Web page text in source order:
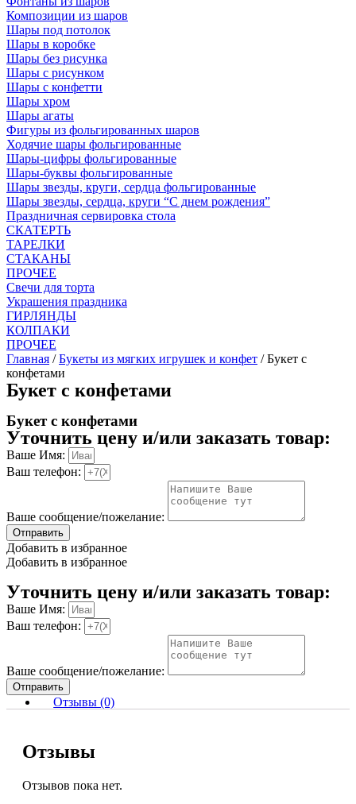
Композиции из шаров
Шары под потолок
Шары в коробке
Шары без рисунка
Шары с рисунком
Шары с конфетти
Шары хром
Шары агаты
Фигуры из фольгированных шаров
Ходячие шары фольгированные
Шары-цифры фольгированные
Шары-буквы фольгированные
Шары звезды, круги, сердца фольгированные
Шары звезды, сердца, круги “С днем рождения”
Праздничная сервировка стола
СКАТЕРТЬ
ТАРЕЛКИ
СТАКАНЫ
ПРОЧЕЕ
Свечи для торта
Украшения праздника
ГИРЛЯНДЫ
КОЛПАКИ
ПРОЧЕЕ
Главная /Букеты из мягких игрушек и конфет / Букет с
конфетами
Букет с конфетами
Букет с конфетами
Уточнить цену и/или заказать товар:
Ваше Имя:
Ваш телефон:
Ваше сообщение/пожелание:
Отправить
Добавить в избранное
Добавить в избранное
Уточнить цену и/или заказать товар:
Ваше Имя:
Ваш телефон:
Ваше сообщение/пожелание:
Отправить
Отзывы (0)
Отзывы
Отзывов пока нет.